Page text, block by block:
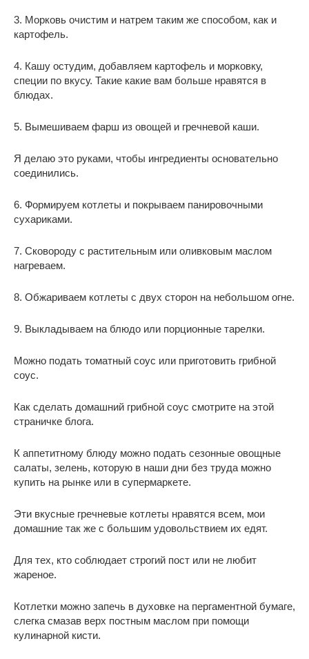
3. Морковь очистим и натрем таким же способом, как и
картофель.
4. Кашу остудим, добавляем картофель и морковку,
специи по вкусу. Такие какие вам больше нравятся в
блюдах.
5. Вымешиваем фарш из овощей и гречневой каши.
Я делаю это руками, чтобы ингредиенты основательно
соединились.
6. Формируем котлеты и покрываем панировочными
сухариками.
7. Сковороду с растительным или оливковым маслом
нагреваем.
8. Обжариваем котлеты с двух сторон на небольшом огне.
9. Выкладываем на блюдо или порционные тарелки.
Можно подать томатный соус или приготовить грибной
соус.
Как сделать домашний грибной соус смотрите на этой
страничке блога.
К аппетитному блюду можно подать сезонные овощные
салаты, зелень, которую в наши дни без труда можно
купить на рынке или в супермаркете.
Эти вкусные гречневые котлеты нравятся всем, мои
домашние так же с большим удовольствием их едят.
Для тех, кто соблюдает строгий пост или не любит
жареное.
Котлетки можно запечь в духовке на пергаментной бумаге,
слегка смазав верх постным маслом при помощи
кулинарной кисти.